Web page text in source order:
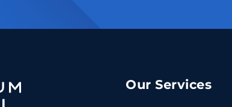
Our Services